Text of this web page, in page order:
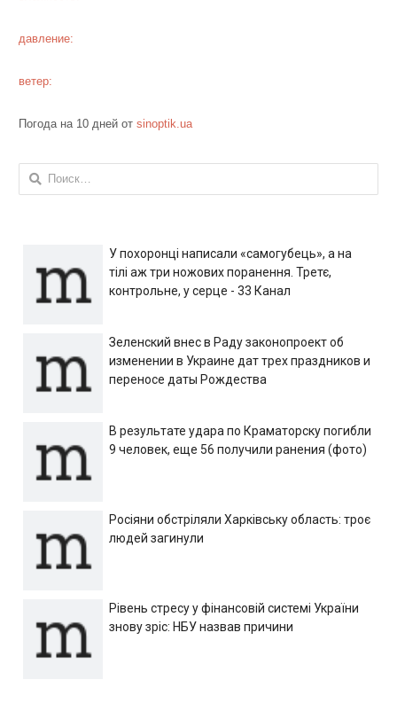
давление:
ветер:
Погода на 10 дней от sinoptik.ua
Найти:
У похоронці написали «самогубець», а на
тілі аж три ножових поранення. Третє,
контрольне, у серце - 33 Канал
Зеленский внес в Раду законопроект об
изменении в Украине дат трех праздников и
переносе даты Рождества
В результате удара по Краматорску погибли
9 человек, еще 56 получили ранения (фото)
Росіяни обстріляли Харківську область: троє
людей загинули
Рівень стресу у фінансовій системі України
знову зріс: НБУ назвав причини